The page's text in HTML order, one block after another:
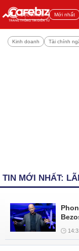
Đọc nhiều Mới nhất
Kinh doanh Tài chính
TIN MỚI NHẤT: